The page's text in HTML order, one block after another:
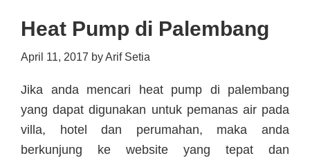
Heat Pump di Palembang
April 11, 2017 byArif Setia
Jika anda mencari heat pump di palembang
yang dapat digunakan untuk pemanas air pada
villa, hotel dan perumahan, maka anda
berkunjung ke website yang tepat dan